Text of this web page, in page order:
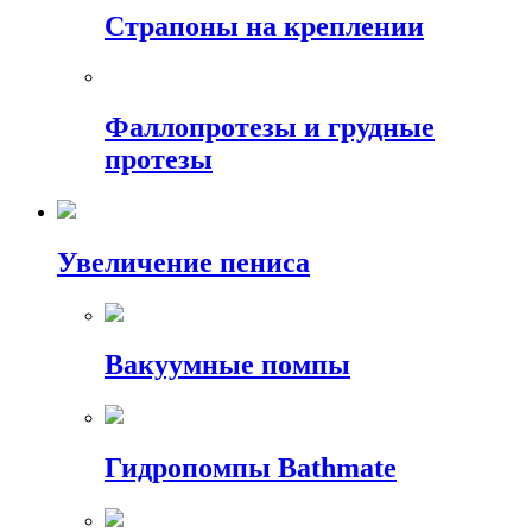
Страпоны на креплении
Фаллопротезы и грудные
протезы
Увеличение пениса
Вакуумные помпы
Гидропомпы Bathmate